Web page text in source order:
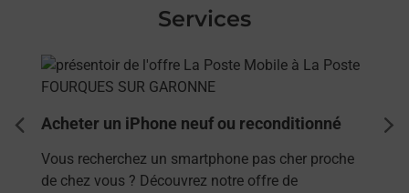
Services
En savoir plus
Acheter un iPhone neuf ou reconditionné
Vous recherchez un smartphone pas cher proche
de chez vous ? Découvrez notre offre de